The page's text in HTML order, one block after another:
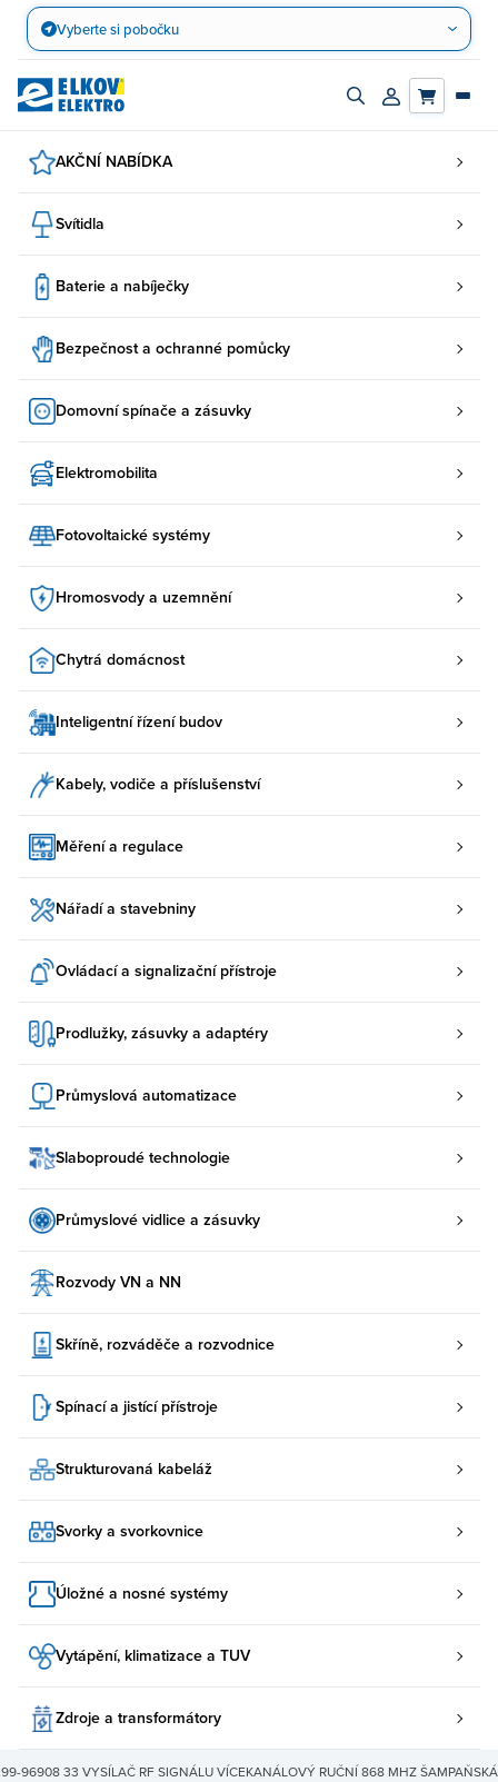
Přejít
obsah
Vyberte si pobočku
Zapnout/vypnout
Přihlásit/
AKČNÍ NABÍDKA
Svítidla
Baterie a nabíječky
Bezpečnost a ochranné pomůcky
Domovní spínače a zásuvky
Elektromobilita
Fotovoltaické systémy
Hromosvody a uzemnění
Chytrá domácnost
Inteligentní řízení budov
Kabely, vodiče a příslušenství
Měření a regulace
Nářadí a stavebniny
Ovládací a signalizační přístroje
Prodlužky, zásuvky a adaptéry
Průmyslová automatizace
Slaboproudé technologie
Průmyslové vidlice a zásuvky
Rozvody VN a NN
Skříně, rozváděče a rozvodnice
Spínací a jistící přístroje
Strukturovaná kabeláž
Svorky a svorkovnice
Úložné a nosné systémy
Vytápění, klimatizace a TUV
Zdroje a transformátory
96908 33 VYSÍLAČ RF SIGNÁLU VÍCEKANÁLOVÝ RUČNÍ 868 MHZ ŠAMPAŇSKÁ